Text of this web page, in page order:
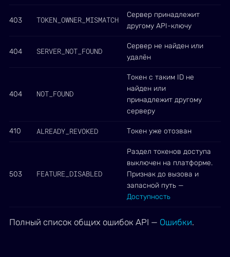
403 TOKEN_OWNER_MISMATCH
Сервер принадлежит
другому API-ключу
404 SERVER_NOT_FOUND
Сервер не найден или
удалён
404 NOT_FOUND
Токен с таким ID не
найден или
принадлежит другому
серверу
410 ALREADY_REVOKED Токен уже отозван
503 FEATURE_DISABLED
Раздел токенов доступа
выключен на платформе.
Признак до вызова и
запасной путь —
Доступность
Полный список общих ошибок API — Ошибки.